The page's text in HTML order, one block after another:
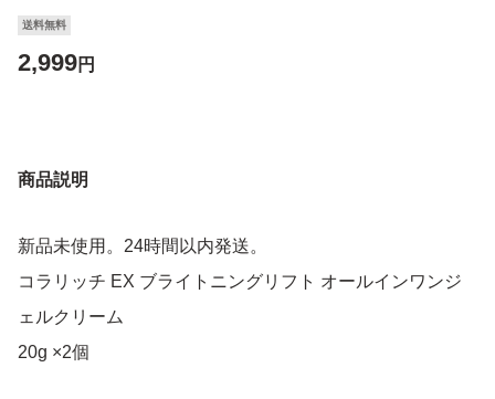
送料無料
2,999円
商品説明
新品未使用。24時間以内発送。
コラリッチ EX ブライトニングリフト オールインワンジ
ェルクリーム
20g ×2個